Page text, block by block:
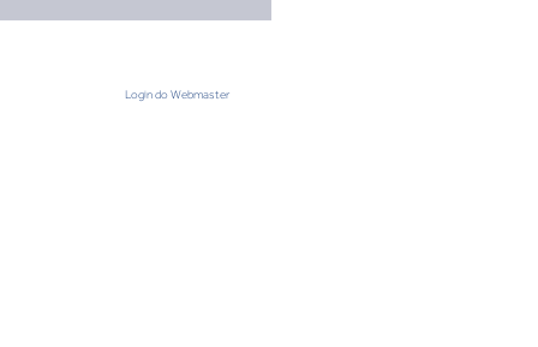
Preliminar - Não-me-
Login do Webmaster